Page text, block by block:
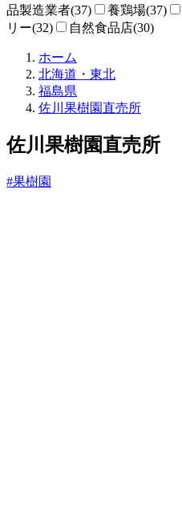
品製造業者(37)
養鶏場(37)
リー(32)
自然食品店(30)
ホーム
売
ね
と
北海道・東北
福島県
佐川果樹園直売所
佐川果樹園直売所
#果樹園